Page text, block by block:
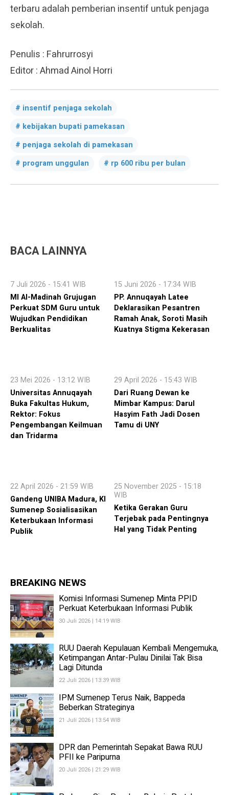
terbaru adalah pemberian insentif untuk penjaga
sekolah.
Penulis : Fahrurrosyi
Editor : Ahmad Ainol Horri
insentif penjaga sekolah
kebijakan bupati pamekasan
penjaga sekolah di pamekasan
program unggulan
rp 600 ribu per bulan
BACA LAINNYA
7 Juli 2026 - 15:41 WIB
MI Al-Madinah Grujugan
Perkuat SDM Guru untuk
Wujudkan Pendidikan
Berkualitas
15 Juni 2026 - 17:34 WIB
PP. Annuqayah Latee
Deklarasikan Pesantren
Ramah Anak, Soroti Masih
Kuatnya Stigma Kekerasan
23 Mei 2026 - 13:12 WIB
Universitas Annuqayah
Buka Fakultas Hukum,
Rektor: Fokus
Pengembangan Keilmuan
dan Tridarma
29 April 2026 - 15:43 WIB
Dari Ruang Dewan ke
Mimbar Kampus: Darul
Hasyim Fath Jadi Dosen
Tamu di UNY
22 April 2026 - 21:59 WIB
Gandeng UNIBA Madura, KI
Sumenep Sosialisasikan
Keterbukaan Informasi
Publik
25 November 2025 - 15:18
WIB
Ketika Gerakan Guru
Terjebak pada Pentingnya
Hal yang Tidak Penting
BREAKING NEWS
Komisi Informasi Sumenep Minta PPID
Perkuat Keterbukaan Informasi Publik
30 Juli 2026 | 14:19 WIB
RUU Daerah Kepulauan Kembali Mengemuka,
Ketimpangan Antar-Pulau Dinilai Tak Bisa
Lagi Ditunda
22 Juli 2026 | 13:39 WIB
IPM Sumenep Terus Naik, Bappeda
Beberkan Strateginya
21 Juli 2026 | 13:54 WIB
DPR dan Pemerintah Sepakat Bawa RUU
PFII ke Paripurna
20 Juli 2026 | 21:29 WIB